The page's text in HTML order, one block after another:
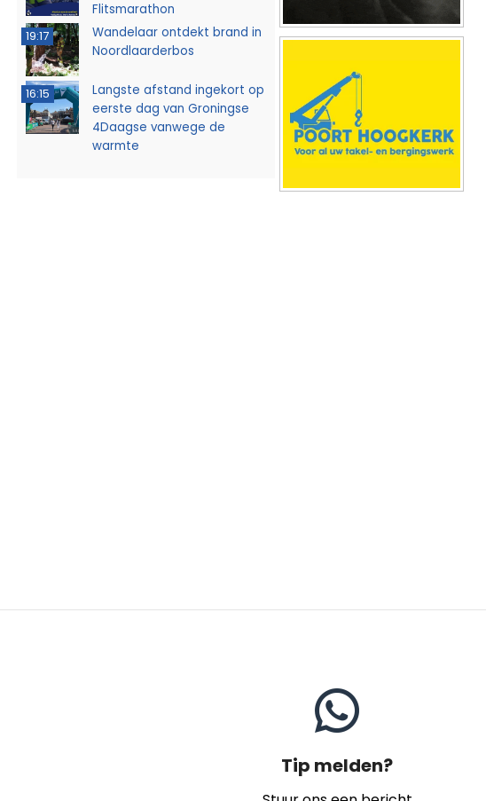
Flitsmarathon
19:17
Wandelaar ontdekt brand in
Noordlaarderbos
16:15
Langste afstand ingekort op
eerste dag van Groningse
4Daagse vanwege de
warmte
Tip melden?